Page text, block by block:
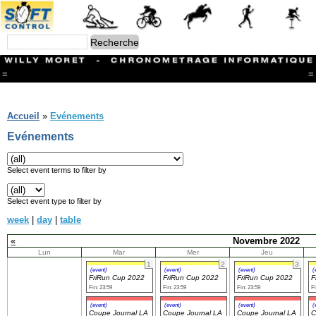
= =
Branches
CONTACT
Ski ALPIN
Triathlon
Ski Nordique
Courses à pieds
Athlétisme
Slalom In-Line
Caisse à savon
Coupe "Journal La Gruyère"
Accueil » Evénements
Evénements
Select event terms to filter by
Select event type to filter by
week | day | table
«
Novembre 2022
Lun Mar Mer
Jeu
1
(event)
FriRun Cup 2022
Fin: 23:59
(event)
Coupe Journal LA
2
(event)
FriRun Cup 2022
Fin: 23:59
(event)
Coupe Journal LA
3
(event)
FriRun Cup 2022
Fin: 23:59
(event)
Coupe Journal LA